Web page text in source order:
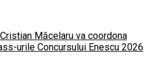
Măcelaru va coordona
urile Concursului Enescu 2026